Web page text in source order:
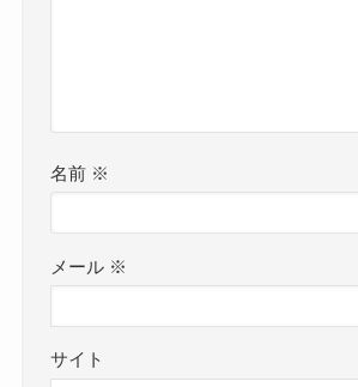
名前 ※
メール ※
サイト